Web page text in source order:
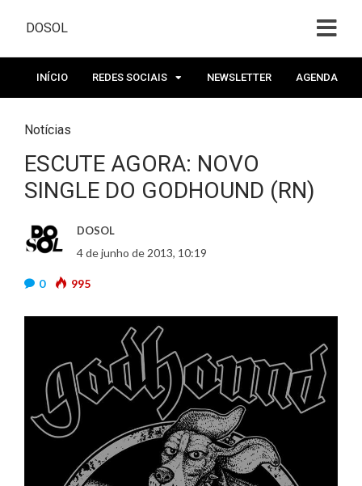
DOSOL
INÍCIO REDES SOCIAIS NEWSLETTER AGENDA
Notícias
ESCUTE AGORA: NOVO
SINGLE DO GODHOUND (RN)
DOSOL
4 de junho de 2013, 10:19
0 995